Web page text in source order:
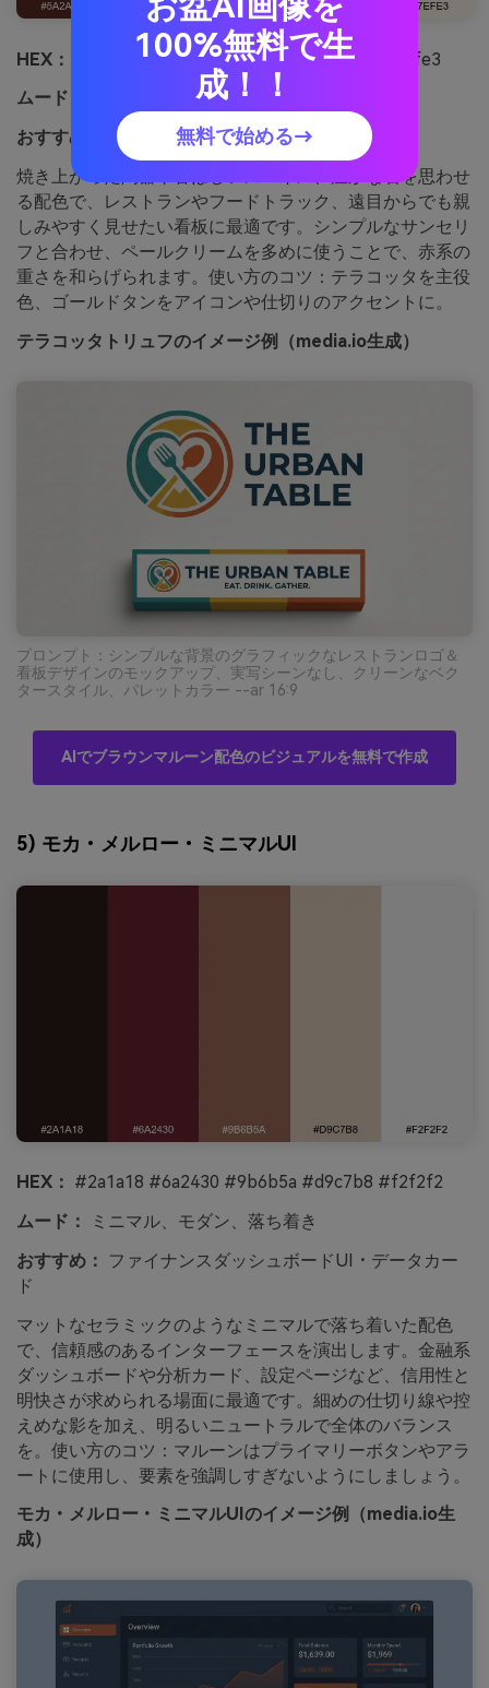
HEX：
#5a2a22 #8b2f2a #c85a3a #e0b07e #f7efe3
ムード：
サンベイクド、温かみ、招き
おすすめ：
レストランのブランディングや看板
焼き上がった陶器や香ばしいスパイス、温かな石を思わせ
る配色で、レストランやフードトラック、遠目からでも親
しみやすく見せたい看板に最適です。シンプルなサンセリ
フと合わせ、ペールクリームを多めに使うことで、赤系の
重さを和らげられます。使い方のコツ：テラコッタを主役
色、ゴールドタンをアイコンや仕切りのアクセントに。
テラコッタトリュフのイメージ例（media.io生成）
プロンプト：シンプルな背景のグラフィックなレストランロゴ＆
看板デザインのモックアップ、実写シーンなし、クリーンなベク
タースタイル、パレットカラー --ar 16:9
AIでブラウンマルーン配色のビジュアルを無料で作成
5) モカ・メルロー・ミニマルUI
HEX： #2a1a18 #6a2430 #9b6b5a #d9c7b8 #f2f2f2
ムード：
ミニマル、モダン、落ち着き
おすすめ：
ファイナンスダッシュボードUI・データカー
ド
マットなセラミックのようなミニマルで落ち着いた配色
で、信頼感のあるインターフェースを演出します。金融系
ダッシュボードや分析カード、設定ページなど、信用性と
明快さが求められる場面に最適です。細めの仕切り線や控
えめな影を加え、明るいニュートラルで全体のバランス
を。使い方のコツ：マルーンはプライマリーボタンやアラ
ートに使用し、要素を強調しすぎないようにしましょう。
モカ・メルロー・ミニマルUIのイメージ例（media.io生
成）
100%無料で生
成！！
無料で始める→